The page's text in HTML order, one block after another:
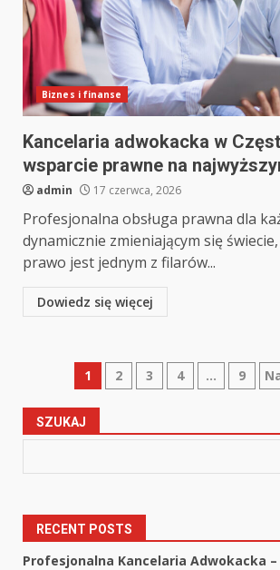
Biznes i finanse
Kancelaria adwokacka w
wsparcie prawne na
admin 17 czerwca, 2026
Profesjonalna obsługa prawna dla
dynamicznie zmieniającym się
prawo jest jednym z filarów...
Dowiedz się więcej
Stronicowanie
wpisów
1 2 3 4 … 9
SZUKAJ
RECENT POSTS
Profesjonalna Kancelaria Adwokacka